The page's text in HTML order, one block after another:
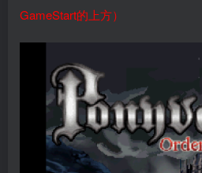
GameStart的上方）